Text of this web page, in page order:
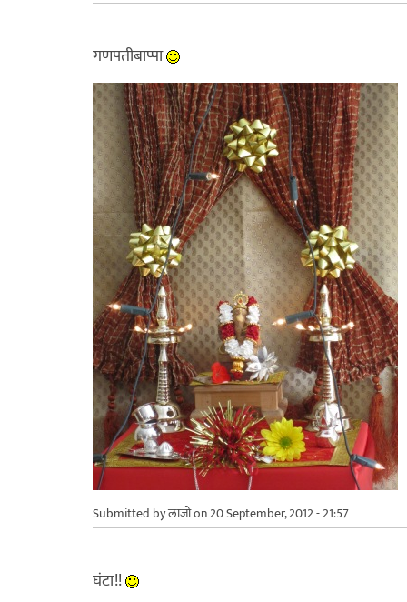
गणपतीबाप्पा
Submitted byलाजोon 20 September, 2012 - 21:57
घंटा!!